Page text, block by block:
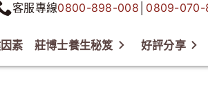
客服專線0800-898-008 0809-070-
素 莊博士養生秘笈 好評分享